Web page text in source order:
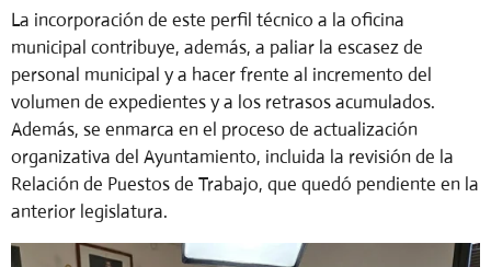
La incorporación de este perfil técnico a la oficina
municipal contribuye, además, a paliar la escasez de
personal municipal y a hacer frente al incremento del
volumen de expedientes y a los retrasos acumulados.
Además, se enmarca en el proceso de actualización
organizativa del Ayuntamiento, incluida la revisión de la
Relación de Puestos de Trabajo, que quedó pendiente en la
anterior legislatura.